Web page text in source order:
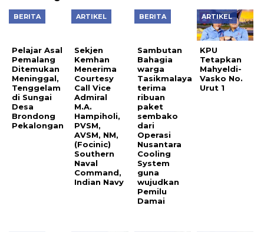
BERITA
Pelajar Asal
Meninggal,
Tenggelam
di Sungai
Desa
Brondong
Pekalongan
ARTIKEL
Sekjen
Courtesy
Call Vice
Admiral
M.A.
Hampiholi,
PVSM,
AVSM, NM,
(Focinic)
Southern
Naval
Command,
Indian Navy
BERITA
Sambutan
Tasikmalaya
terima
ribuan
paket
sembako
dari
Operasi
Nusantara
Cooling
System
guna
wujudkan
Pemilu
Damai
ARTIKEL
KPU
Tetapkan
Mahyeldi-
Vasko No.
Urut 1